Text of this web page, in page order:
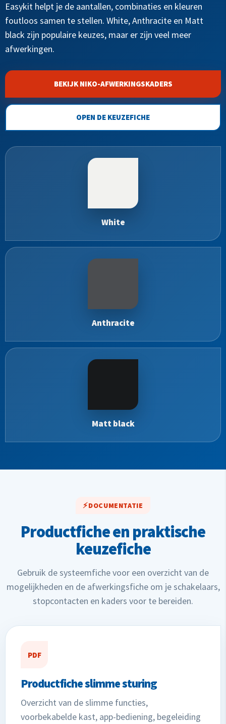
Easykit helpt je de aantallen, combinaties en kleuren
foutloos samen te stellen. White, Anthracite en Matt
black zijn populaire keuzes, maar er zijn veel meer
afwerkingen.
BEKIJK NIKO-AFWERKINGSKADERS
OPEN DE KEUZEFICHE
White
Anthracite
Matt black
DOCUMENTATIE
Productfiche en praktische
keuzefiche
Gebruik de systeemfiche voor een overzicht van de
mogelijkheden en de afwerkingsfiche om je schakelaars,
stopcontacten en kaders voor te bereiden.
PDF
Productfiche slimme sturing
Overzicht van de slimme functies,
voorbekabelde kast, app-bediening, begeleiding